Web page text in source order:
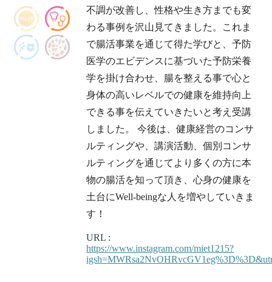
不調が改善し、性格や生き方までも変
わる事例を沢山見てきました。これま
で腸活事業を通じて得た学びと、予防
医学のエビデンスに基づいた予防栄養
学を掛け合わせ、腸を整える事で心と
身体の高いレベルでの健康を維持向上
できる事を伝えていきたいと考え受講
しました。 今後は、健康経営のコンサ
ルティングや、講演活動、個別コンサ
ルティングを通じてより多くの方に本
物の腸活を知って頂き、心身の健康を
土台にWell-beingな人を増やしていきま
す！
URL :
https://www.instagram.com/miet1215?